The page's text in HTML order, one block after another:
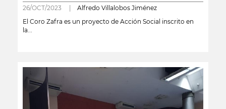
26/OCT/2023 | Alfredo Villalobos Jiménez
El Coro Zafra es un proyecto de Acción Social inscrito en
la...